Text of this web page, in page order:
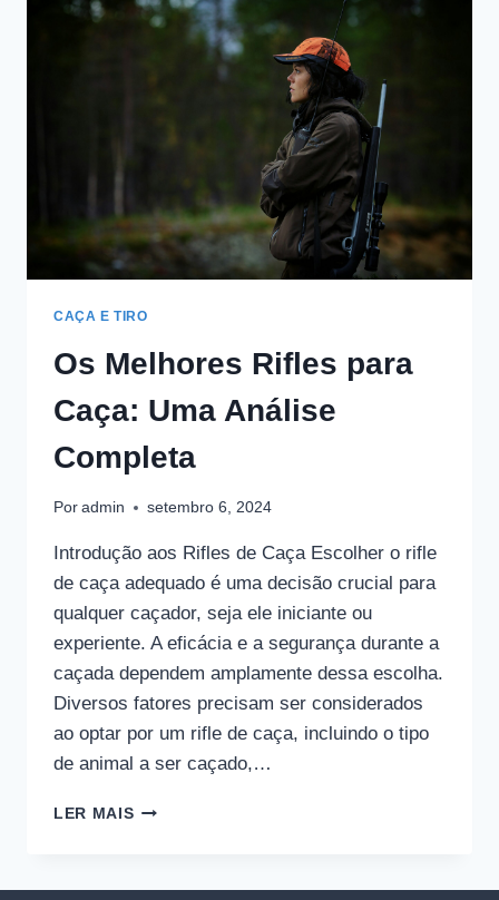
CAÇA E TIRO
Os Melhores Rifles para
Caça: Uma Análise
Completa
Por admin setembro 6, 2024
Introdução aos Rifles de Caça Escolher o rifle
de caça adequado é uma decisão crucial para
qualquer caçador, seja ele iniciante ou
experiente. A eficácia e a segurança durante a
caçada dependem amplamente dessa escolha.
Diversos fatores precisam ser considerados
ao optar por um rifle de caça, incluindo o tipo
de animal a ser caçado,…
LER MAISOS